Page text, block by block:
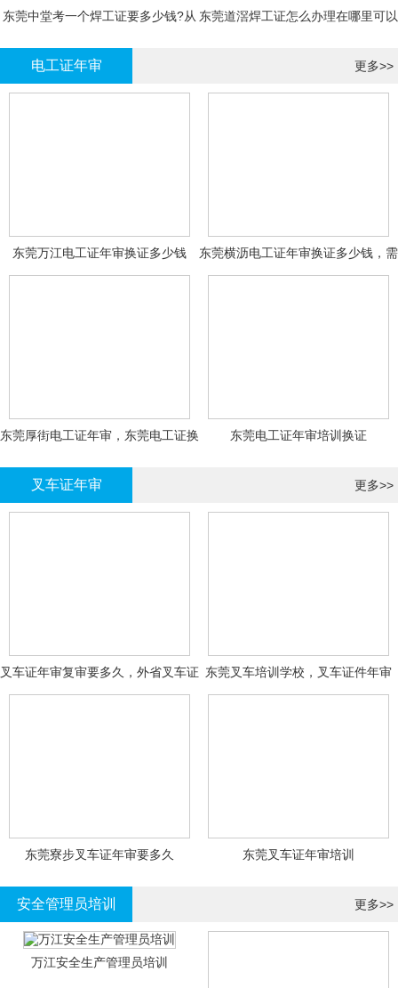
东莞中堂考一个焊工证要多少钱?从 东莞道滘焊工证怎么办理在哪里可以
电工证年审 更多>>
东莞万江电工证年审换证多少钱
东莞横沥电工证年审换证多少钱，需
要什么资料
东莞厚街电工证年审，东莞电工证换
东莞电工证年审培训换证
叉车证年审 更多>>
叉车证年审复审要多久，外省叉车证
年审换证
东莞叉车培训学校，叉车证件年审
东莞寮步叉车证年审要多久 东莞叉车证年审培训
安全管理员培训 更多>>
万江安全生产管理员培训